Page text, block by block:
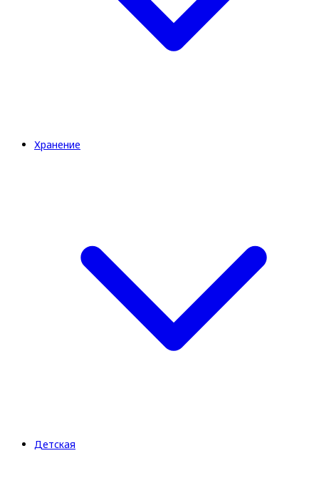
Хранение
Детская